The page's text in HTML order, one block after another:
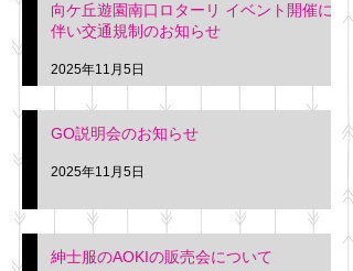
を行います。 神奈川個人
タクシー協同組合 専務 佐
久間
向ケ丘遊園南口ロターリ イベント開催に
伴い交通規制のお知らせ
2025年11月5日
GO説明会のお知らせ
2025年11月5日
紳士服のAOKIの販売会について